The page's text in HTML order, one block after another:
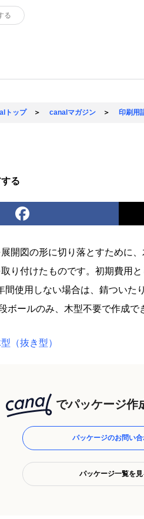
トップ＞canalマガジン ＞印刷用
る
開図の形に切り落とすために
り付けたものです。初期費用
間使用しない場合は、錆ついた
ボールのみ、木型不要で作成で
（抜き型）
でパッケージ作
パッケージのお問い
パッケージ一覧を見